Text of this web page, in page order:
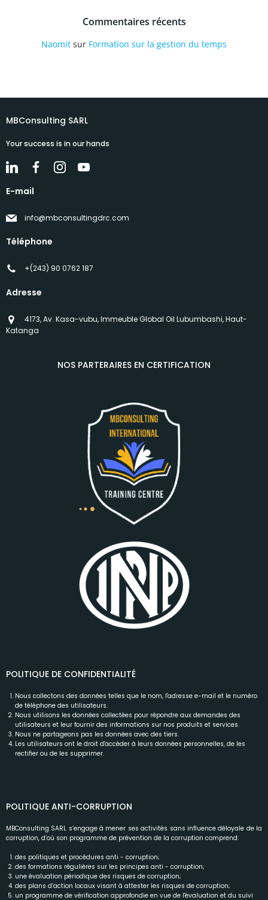
Commentaires récents
Naomit sur Formation sur la gestion du temps
MBConsulting SARL
Your success is in our hands
E-mail
info@mbconsultingdrc.com
Téléphone
+(243) 90 0762 187
Adresse
4173, Av. Kasa-vubu, Immeuble Global Oil Lubumbashi, Haut-
Katanga
NOS PARTERAIRES EN CERTIFICATION
POLITIQUE DE CONFIDENTIALITÉ
Nous collectons des données telles que le nom, l'adresse e-mail et le numéro
de téléphone des utilisateurs.
Nous utilisons les données collectées pour répondre aux demandes des
utilisateurs et leur fournir des informations sur nos produits et services.
Nous ne partageons pas les données avec des tiers.
Les utilisateurs ont le droit d'accéder à leurs données personnelles, de les
rectifier ou de les supprimer.
POLITIQUE ANTI-CORRUPTION
MBConsulting SARL s’engage à mener ses activités sans influence déloyale de la
corruption, d’où son programme de prévention de la corruption comprend:
des politiques et procédures anti - corruption;
des formations régulières sur les principes anti - corruption;
une évaluation périodique des risques de corruption;
des plans d’action locaux visant à attester les risques de corruption;
un programme de vérification approfondie en vue de l'évaluation et du suivi